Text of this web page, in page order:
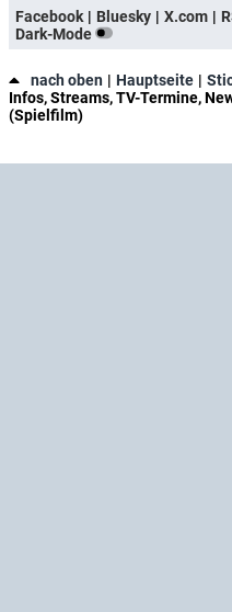
Facebook
Bluesky X.com
Dark-Mode
nach oben Hauptseite
Infos, Streams, TV-Termine,
(Spielfilm)